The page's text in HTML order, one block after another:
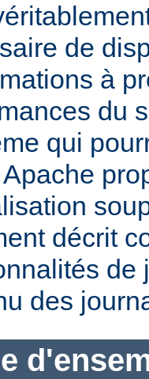
de
à
du
qui
décrit
de
des